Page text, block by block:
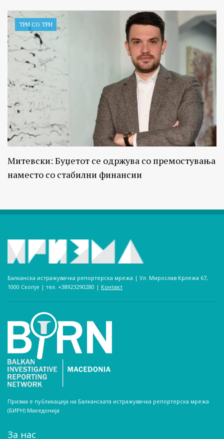
ТРИ СО ТРИ
Митевски: Буџетот се одржува со премостувања
наместо со стабилни финансии
Балканска истражувачка репортерска мрежа | Ул. Мирослав Крлежа 67,
1000 Скопје | тел. +38923290280­ | Контакт
Призма е публикација на Балканската истражувачка репортерска мрежа
(БИРН) Македонија
За нас